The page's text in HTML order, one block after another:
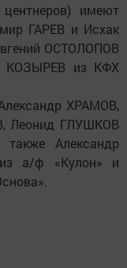
имеют
ГАРЕВ и Исхак
ОСТОЛОПОВ
КОЗЫРЕВ из КФХ
ХРАМОВ,
Леонид ГЛУШКОВ
Александр
а/ф «Кулон» и